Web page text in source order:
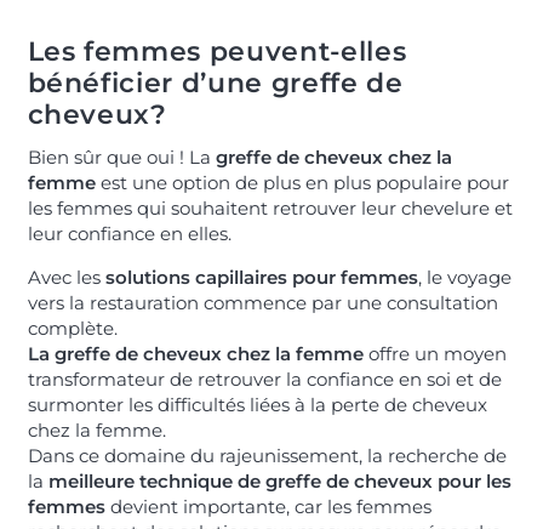
Les femmes peuvent-elles
bénéficier d’une greffe de
cheveux?
Bien sûr que oui ! La greffe de cheveux chez la
femmeest une option de plus en plus populaire pour
les femmes qui souhaitent retrouver leur chevelure et
leur confiance en elles.
Avec les solutions capillaires pour femmes, le voyage
vers la restauration commence par une consultation
complète.
La greffe de cheveux chez la femmeoffre un moyen
transformateur de retrouver la confiance en soi et de
surmonter les difficultés liées à la perte de cheveux
chez la femme.
Dans ce domaine du rajeunissement, la recherche de
la meilleure technique de greffe de cheveux pour les
femmesdevient importante, car les femmes